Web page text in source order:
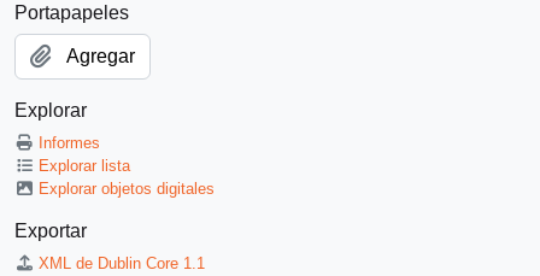
Portapapeles
Agregar
Explorar
Informes
Explorar lista
Explorar objetos digitales
Exportar
XML de Dublin Core 1.1